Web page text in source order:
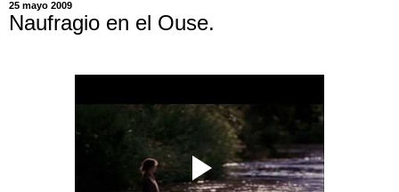
25 mayo 2009
Naufragio en el Ouse.